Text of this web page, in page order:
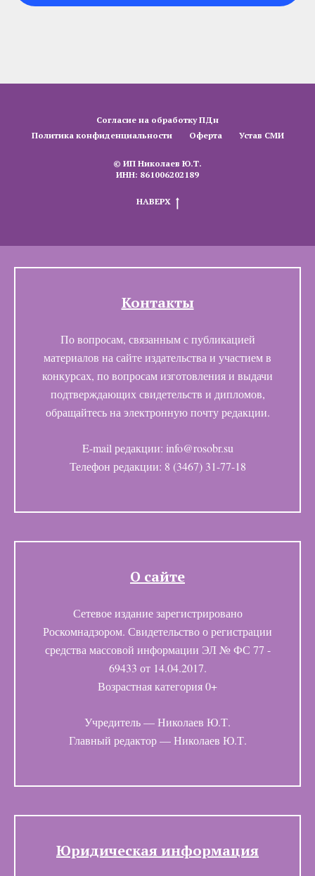
Согласие на обработку ПДн
Политика конфиденциальности
Оферта Устав СМИ
© ИП Николаев Ю.Т.
ИНН: 861006202189
НАВЕРХ
Контакты
По вопросам, связанным с публикацией
материалов на сайте издательства и участием в
конкурсах, по вопросам изготовления и выдачи
подтверждающих свидетельств и дипломов,
обращайтесь на электронную почту редакции.
E-mail редакции: info@rosobr.su
Телефон редакции: 8 (3467) 31-77-18
О сайте
Сетевое издание зарегистрировано
Роскомнадзором. Свидетельство о регистрации
средства массовой информации ЭЛ № ФС 77 -
69433 от 14.04.2017.
Возрастная категория 0+
Учредитель — Николаев Ю.Т.
Главный редактор — Николаев Ю.Т.
Юридическая информация